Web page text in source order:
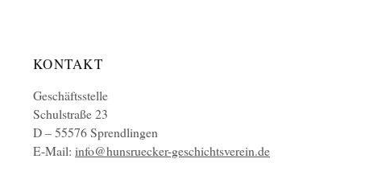
KONTAKT
Geschäftsstelle
Schulstraße 23
D – 55576 Sprendlingen
E-Mail:info@hunsruecker-geschichtsverein.de